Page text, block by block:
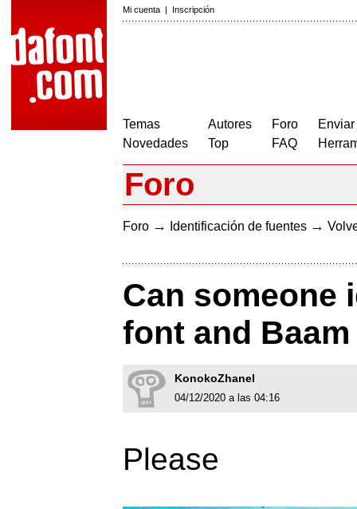
Mi cuenta | Inscripción
Temas
Novedades
Autores
Top
Foro
FAQ
Foro
Foro → Identificación de fuentes →
Can someone
font and
KonokoZhanel
04/12/2020 a las 04:16
Please